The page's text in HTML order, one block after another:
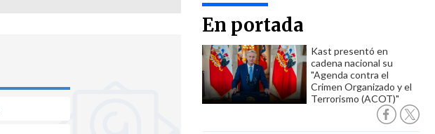
En portada
Kast presentó en
cadena nacional su
"Agenda contra el
Crimen Organizado y el
Terrorismo (ACOT)"